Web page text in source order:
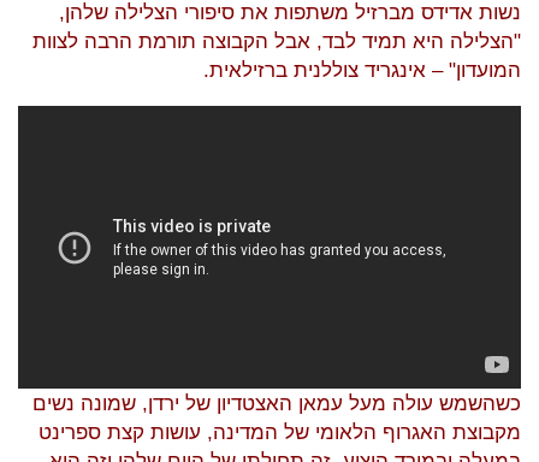
נשות אדידס מברזיל משתפות את סיפורי הצלילה שלהן,
"הצלילה היא תמיד לבד, אבל הקבוצה תורמת הרבה לצוות
המועדון" – אינגריד צוללנית ברזילאית.
כשהשמש עולה מעל עמאן האצטדיון של ירדן, שמונה נשים
מקבוצת האגרוף הלאומי של המדינה, עושות קצת ספרינט